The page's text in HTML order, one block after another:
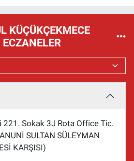
KÜÇÜKÇEKMECE
Sokak 3J Rota Office Tic.
SULTAN SÜLEYMAN
KARŞISI)